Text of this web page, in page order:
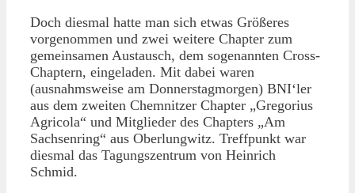
Doch diesmal hatte man sich etwas Größeres
vorgenommen und zwei weitere Chapter zum
gemeinsamen Austausch, dem sogenannten Cross-
Chaptern, eingeladen. Mit dabei waren
(ausnahmsweise am Donnerstagmorgen) BNI‘ler
aus dem zweiten Chemnitzer Chapter „Gregorius
Agricola“ und Mitglieder des Chapters „Am
Sachsenring“ aus Oberlungwitz. Treffpunkt war
diesmal das Tagungszentrum von Heinrich
Schmid.